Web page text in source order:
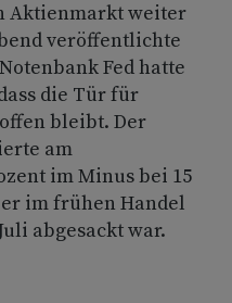
Aktienmarkt weiter
veröffentlichte
Fed hatte
die Tür für
bleibt. Der
am
im Minus bei 15
er im frühen Handel
abgesackt war.